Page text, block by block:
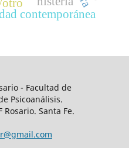
otro
contemporánea
- Facultad de
Psicoanálisis.
Rosario. Santa Fe.